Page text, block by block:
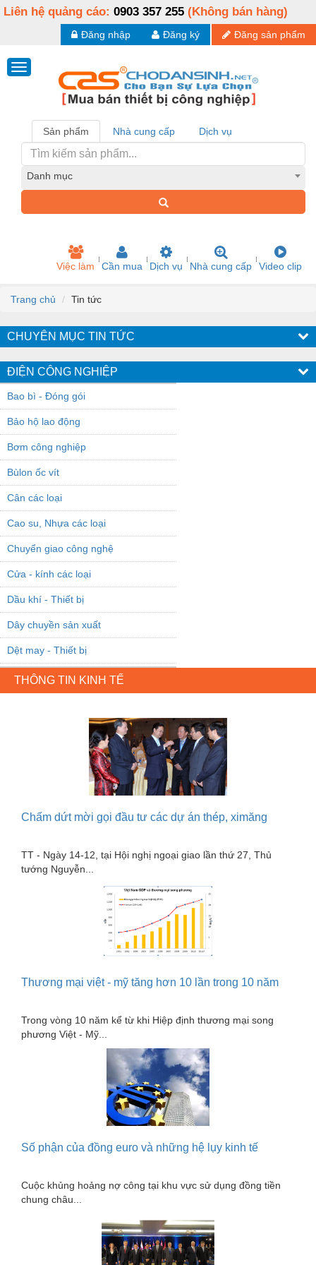
Liên hệ quảng cáo: 0903 357 255 (Không bán hàng)
Đăng sản phẩm
Đăng ký
Đăng nhập
Sản phẩm Nhà cung cấp Dịch vụ
Danh mục
Việc làm Cần mua Dịch vụ Nhà cung cấp Video clip
Trang chủ Tin tức
CHUYÊN MỤC TIN TỨC
ĐIỆN CÔNG NGHIỆP
Bao bì - Đóng gói
Bảo hộ lao động
Bơm công nghiệp
Bùlon ốc vít
Cân các loại
Cao su, Nhựa các loại
Chuyển giao công nghệ
Cửa - kính các loại
Dầu khí - Thiết bị
Dây chuyền sản xuất
Dệt may - Thiết bị
Dầu mỡ công nghiệp
Dụng cụ cầm tay
Hàn cắt - Thiết bị
Kệ công nghiệp
Khuôn mẫu - Phụ tùng
Mô tơ - Hộp số
Nâng hạ - Trang thiết bị
Nội - Ngoại thất - văn phòng
THÔNG TIN KINH TẾ
Chấm dứt mời gọi đầu tư các dự án thép, ximăng
TT - Ngày 14-12, tại Hội nghị ngoại giao lần thứ 27, Thủ
tướng Nguyễn...
Thương mại việt - mỹ tăng hơn 10 lần trong 10 năm
Trong vòng 10 năm kể từ khi Hiệp định thương mại song
phương Việt - Mỹ...
Số phận của đồng euro và những hệ lụy kinh tế
Cuộc khủng hoảng nợ công tại khu vực sử dụng đồng tiền
chung châu...